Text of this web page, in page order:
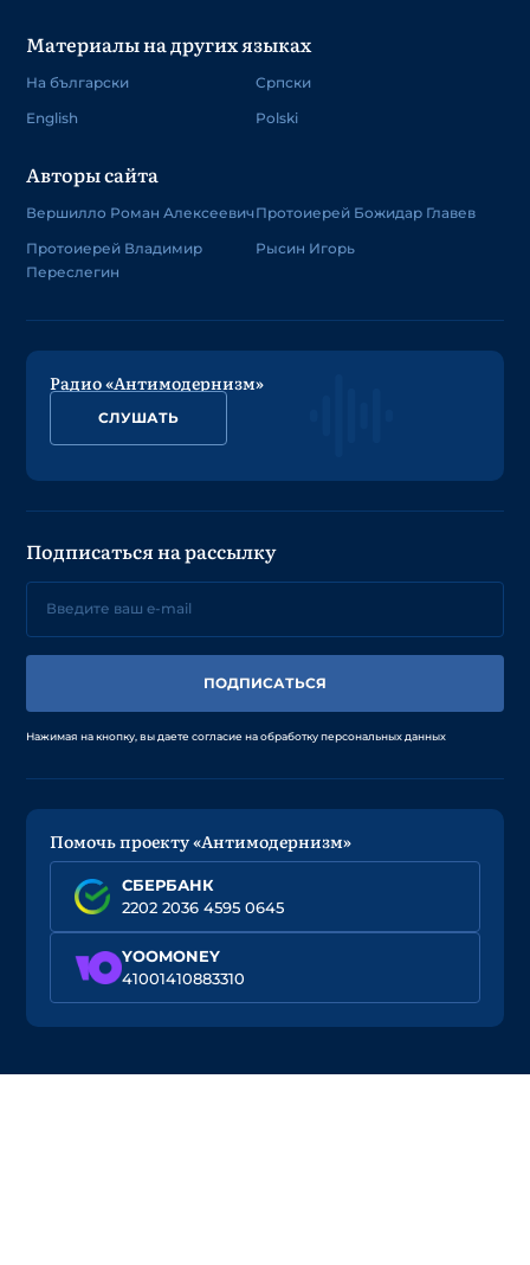
Материалы на других языках
На български
English
Српски
Polski
Авторы сайта
Вершилло Роман Алексеевич
Протоиерей Владимир
Переслегин
Протоиерей Божидар Главев
Рысин Игорь
Радио «Антимодернизм»
СЛУШАТЬ
Подписаться на рассылку
ПОДПИСАТЬСЯ
Нажимая на кнопку, вы даете согласие на обработку персональных данных
Помочь проекту «Антимодернизм»
СБЕРБАНК
2202 2036 4595 0645
YOOMONEY
41001410883310